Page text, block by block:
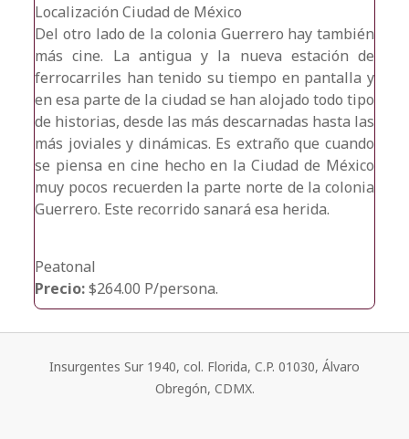
Localización Ciudad de México
Del otro lado de la colonia Guerrero hay también
más cine. La antigua y la nueva estación de
ferrocarriles han tenido su tiempo en pantalla y
en esa parte de la ciudad se han alojado todo tipo
de historias, desde las más descarnadas hasta las
más joviales y dinámicas. Es extraño que cuando
se piensa en cine hecho en la Ciudad de México
muy pocos recuerden la parte norte de la colonia
Guerrero. Este recorrido sanará esa herida.
Peatonal
Precio:$264.00 P/persona.
Insurgentes Sur 1940, col. Florida, C.P. 01030, Álvaro
Obregón, CDMX.